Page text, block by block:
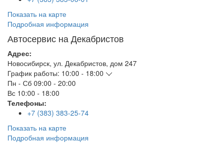
Показать на карте
Подробная информация
Автосервис на Декабристов
Адрес:
Новосибирск, ул. Декабристов, дом 247
График работы: 10:00 - 18:00
Пн - Сб 09:00 - 20:00
Вс 10:00 - 18:00
Телефоны:
+7 (383) 383-25-74
Показать на карте
Подробная информация